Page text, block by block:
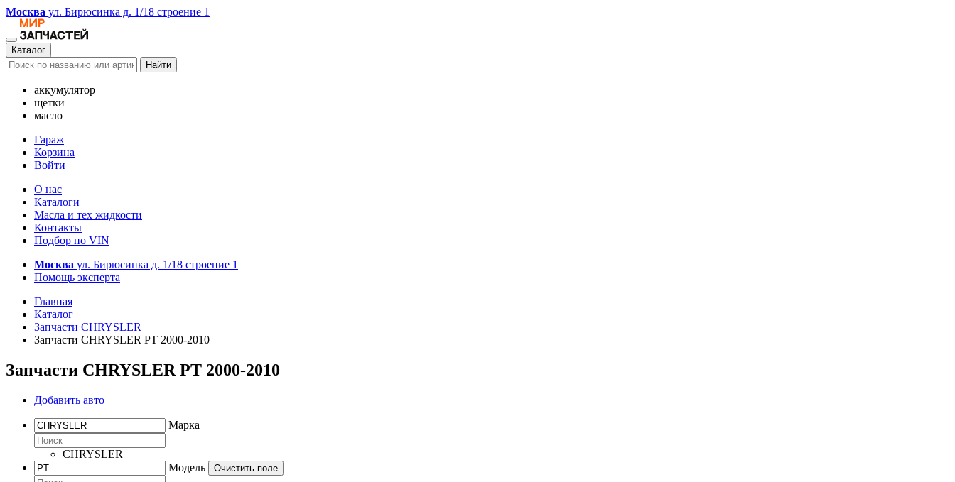
Москва ул. Бирюсинка д. 1/18 строение 1
Каталог
Найти
аккумулятор
щетки
масло
Гараж
Корзина
Войти
О нас
Каталоги
Масла и тех жидкости
Контакты
Подбор по VIN
Москва ул. Бирюсинка д. 1/18 строение 1
Помощь эксперта
Главная
Каталог
Запчасти CHRYSLER
Запчасти CHRYSLER PT 2000-2010
Запчасти CHRYSLER PT 2000-2010
Добавить авто
Марка
CHRYSLER
Модель
Очистить поле